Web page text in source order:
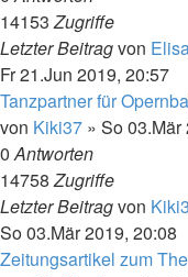
14153Zugriffe
Letzter Beitragvon
Fr 21.Jun 2019, 20:57
Tanzpartner für
von Kiki37 » So 03.Mär
0Antworten
14758Zugriffe
Letzter Beitragvon
So 03.Mär 2019, 20:08
Zeitungsartikel zum